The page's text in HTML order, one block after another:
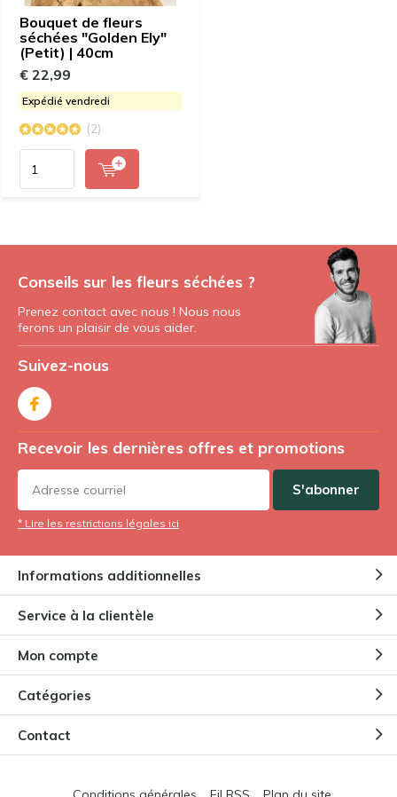
Bouquet de fleurs
séchées "Golden Ely"
(Petit) | 40cm
€ 22,99
Expédié vendredi
(2)
Conseils sur les fleurs séchées ?
Prenez contact avec nous ! Nous nous
ferons un plaisir de vous aider.
Suivez-nous
Recevoir les dernières offres et promotions
S'abonner
* Lire les restrictions légales ici
Informations additionnelles
Service à la clientèle
Mon compte
Catégories
Contact